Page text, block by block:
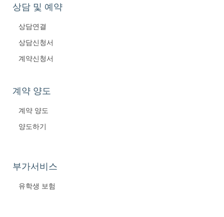
상담 및 예약
상담연결
상담신청서
계약신청서
계약 양도
계약 양도
양도하기
부가서비스
유학생 보험